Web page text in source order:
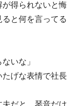
得られないと悔
と何を言ってる
いな」
げな表情で社長
だと、琴音だけ